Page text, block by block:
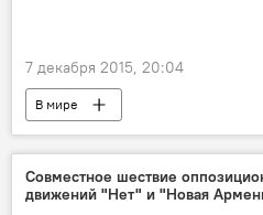
7 декабря 2015, 20:04
В мире
Совместное шествие
движений "Нет" и "Новая